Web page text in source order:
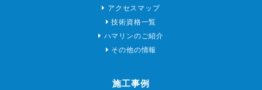
アクセスマップ
技術資格一覧
ハマリンのご紹介
その他の情報
施工事例